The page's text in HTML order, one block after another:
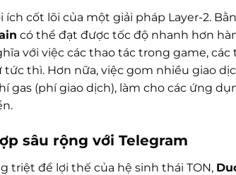
ích cốt lõi của một giải pháp Layer-2.
có thể đạt được tốc độ nhanh hơn
với việc các thao tác trong game,
tức thì. Hơn nữa, việc gom nhiều giao
gas (phí giao dịch), làm cho các ứng
sâu rộng với Telegram
triệt để lợi thế của hệ sinh thái TON,